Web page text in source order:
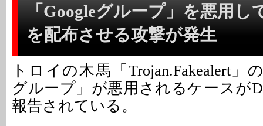
「Googleグループ」を悪用し
を配布させる攻撃が発生
トロイの木馬「Trojan.Fakealert」
グループ」が悪用されるケースが
報告されている。